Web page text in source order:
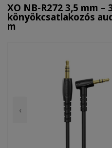
XO NB-R272 3,5 mm –
könyökcsatlakozós
m
‹